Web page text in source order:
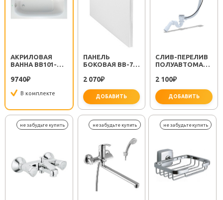
АКРИЛОВАЯ
ВАННА BB101-
9740₽
В комплекте
ПАНЕЛЬ
БОКОВАЯ BB-70-
2 070₽
ДОБАВИТЬ
важно
CЛИВ-ПЕРЕЛИВ
ПОЛУАВТОМАТ
2 100₽
ДОБАВИТЬ